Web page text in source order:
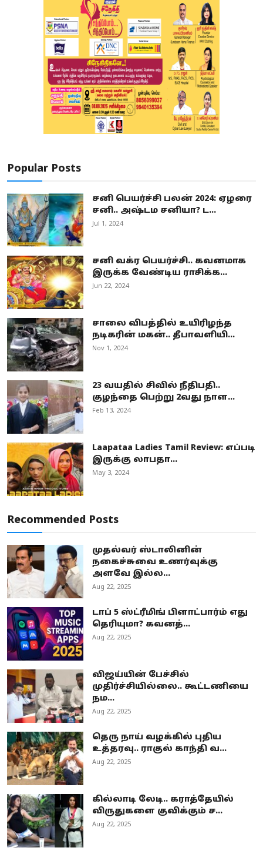
Popular Posts
சனி பெயர்ச்சி பலன் 2024: ஏழரை
சனி.. அஷ்டம சனியா? ட...
Jul 1, 2024
சனி வக்ர பெயர்ச்சி.. கவனமாக
இருக்க வேண்டிய ராசிக்க...
Jun 22, 2024
சாலை விபத்தில் உயிரிழந்த
நடிகரின் மகன்.. தீபாவளியி...
Nov 1, 2024
23 வயதில் சிவில் நீதிபதி..
குழந்தை பெற்று 2வது நாள...
Feb 13, 2024
Laapataa Ladies Tamil Review: எப்படி
இருக்கு லாபதா...
May 3, 2024
Recommended Posts
முதல்வர் ஸ்டாலினின்
நகைச்சுவை உணர்வுக்கு
அளவே இல்ல...
Aug 22, 2025
டாப் 5 ஸ்ட்ரீமிங் பிளாட்பார்ம் எது
தெரியுமா? கவனத்...
Aug 22, 2025
விஜய்யின் பேச்சில்
முதிர்ச்சியில்லை.. கூட்டணியை
நம...
Aug 22, 2025
தெரு நாய் வழக்கில் புதிய
உத்தரவு.. ராகுல் காந்தி வ...
Aug 22, 2025
கில்லாடி லேடி.. கராத்தேயில்
விருதுகளை குவிக்கும் ச...
Aug 22, 2025